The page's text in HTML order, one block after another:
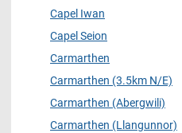
Capel Iwan
Capel Seion
Carmarthen
Carmarthen (3.5km N/E)
Carmarthen (Abergwili)
Carmarthen (Llangunnor)